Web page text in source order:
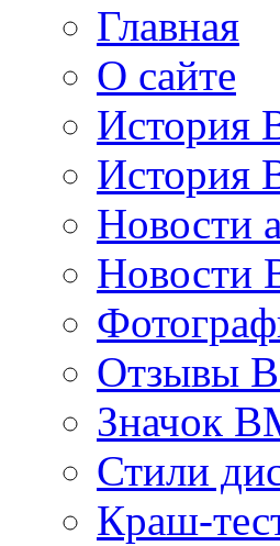
Главная
О сайте
История
История
Новости
Новости
Отзывы
Значок
Стили
Краш-